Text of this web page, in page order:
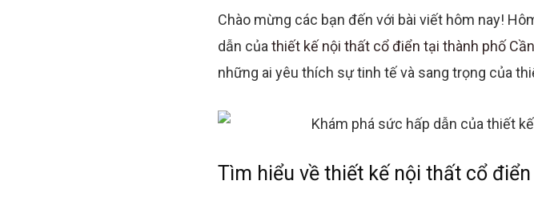
Chào mừng các bạn đến với bài viết hôm nay!
dẫn của thiết kế nội thất cổ điển tại thành phố
những ai yêu thích sự tinh tế và sang trọng của
Tìm hiểu về thiết kế nội thất cổ